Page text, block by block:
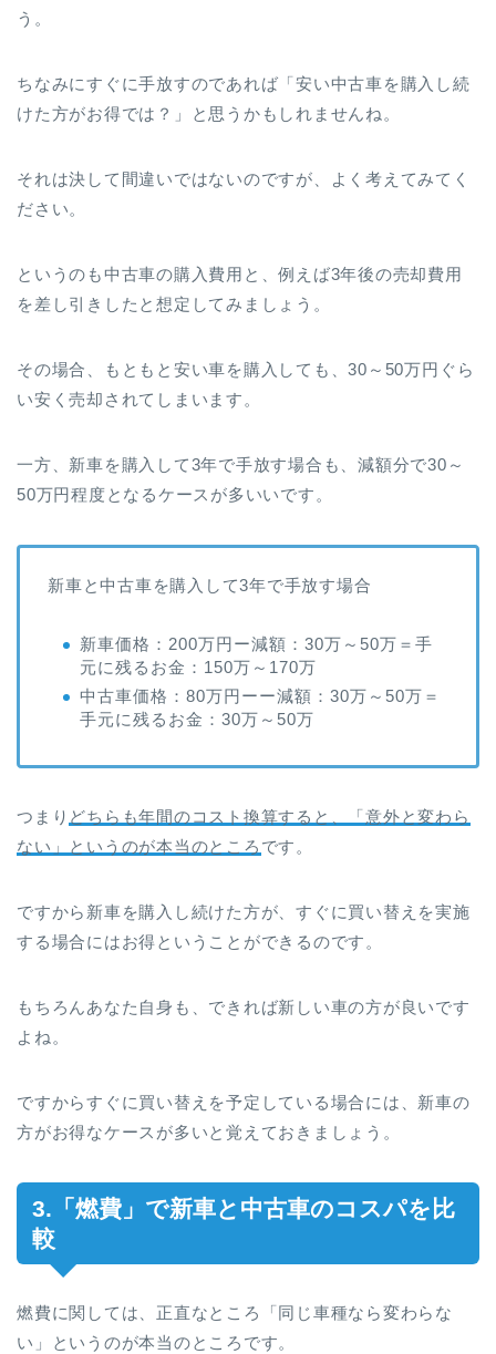
う。
ちなみにすぐに手放すのであれば「安い中古車を購入し続
けた方がお得では？」と思うかもしれませんね。
それは決して間違いではないのですが、よく考えてみてく
ださい。
というのも中古車の購入費用と、例えば3年後の売却費用
を差し引きしたと想定してみましょう。
その場合、もともと安い車を購入しても、30～50万円ぐら
い安く売却されてしまいます。
一方、新車を購入して3年で手放す場合も、減額分で30～
50万円程度となるケースが多いいです。
新車と中古車を購入して3年で手放す場合
新車価格：200万円ー減額：30万～50万＝手
元に残るお金：150万～170万
中古車価格：80万円ーー減額：30万～50万＝
手元に残るお金：30万～50万
つまり どちらも年間のコスト換算すると、「意外と変わら
ない」というのが本当のところ です。
ですから新車を購入し続けた方が、すぐに買い替えを実施
する場合にはお得ということができるのです。
もちろんあなた自身も、できれば新しい車の方が良いです
よね。
ですからすぐに買い替えを予定している場合には、新車の
方がお得なケースが多いと覚えておきましょう。
3.「燃費」で新車と中古車のコスパを比
較
燃費に関しては、正直なところ「同じ車種なら変わらな
い」というのが本当のところです。